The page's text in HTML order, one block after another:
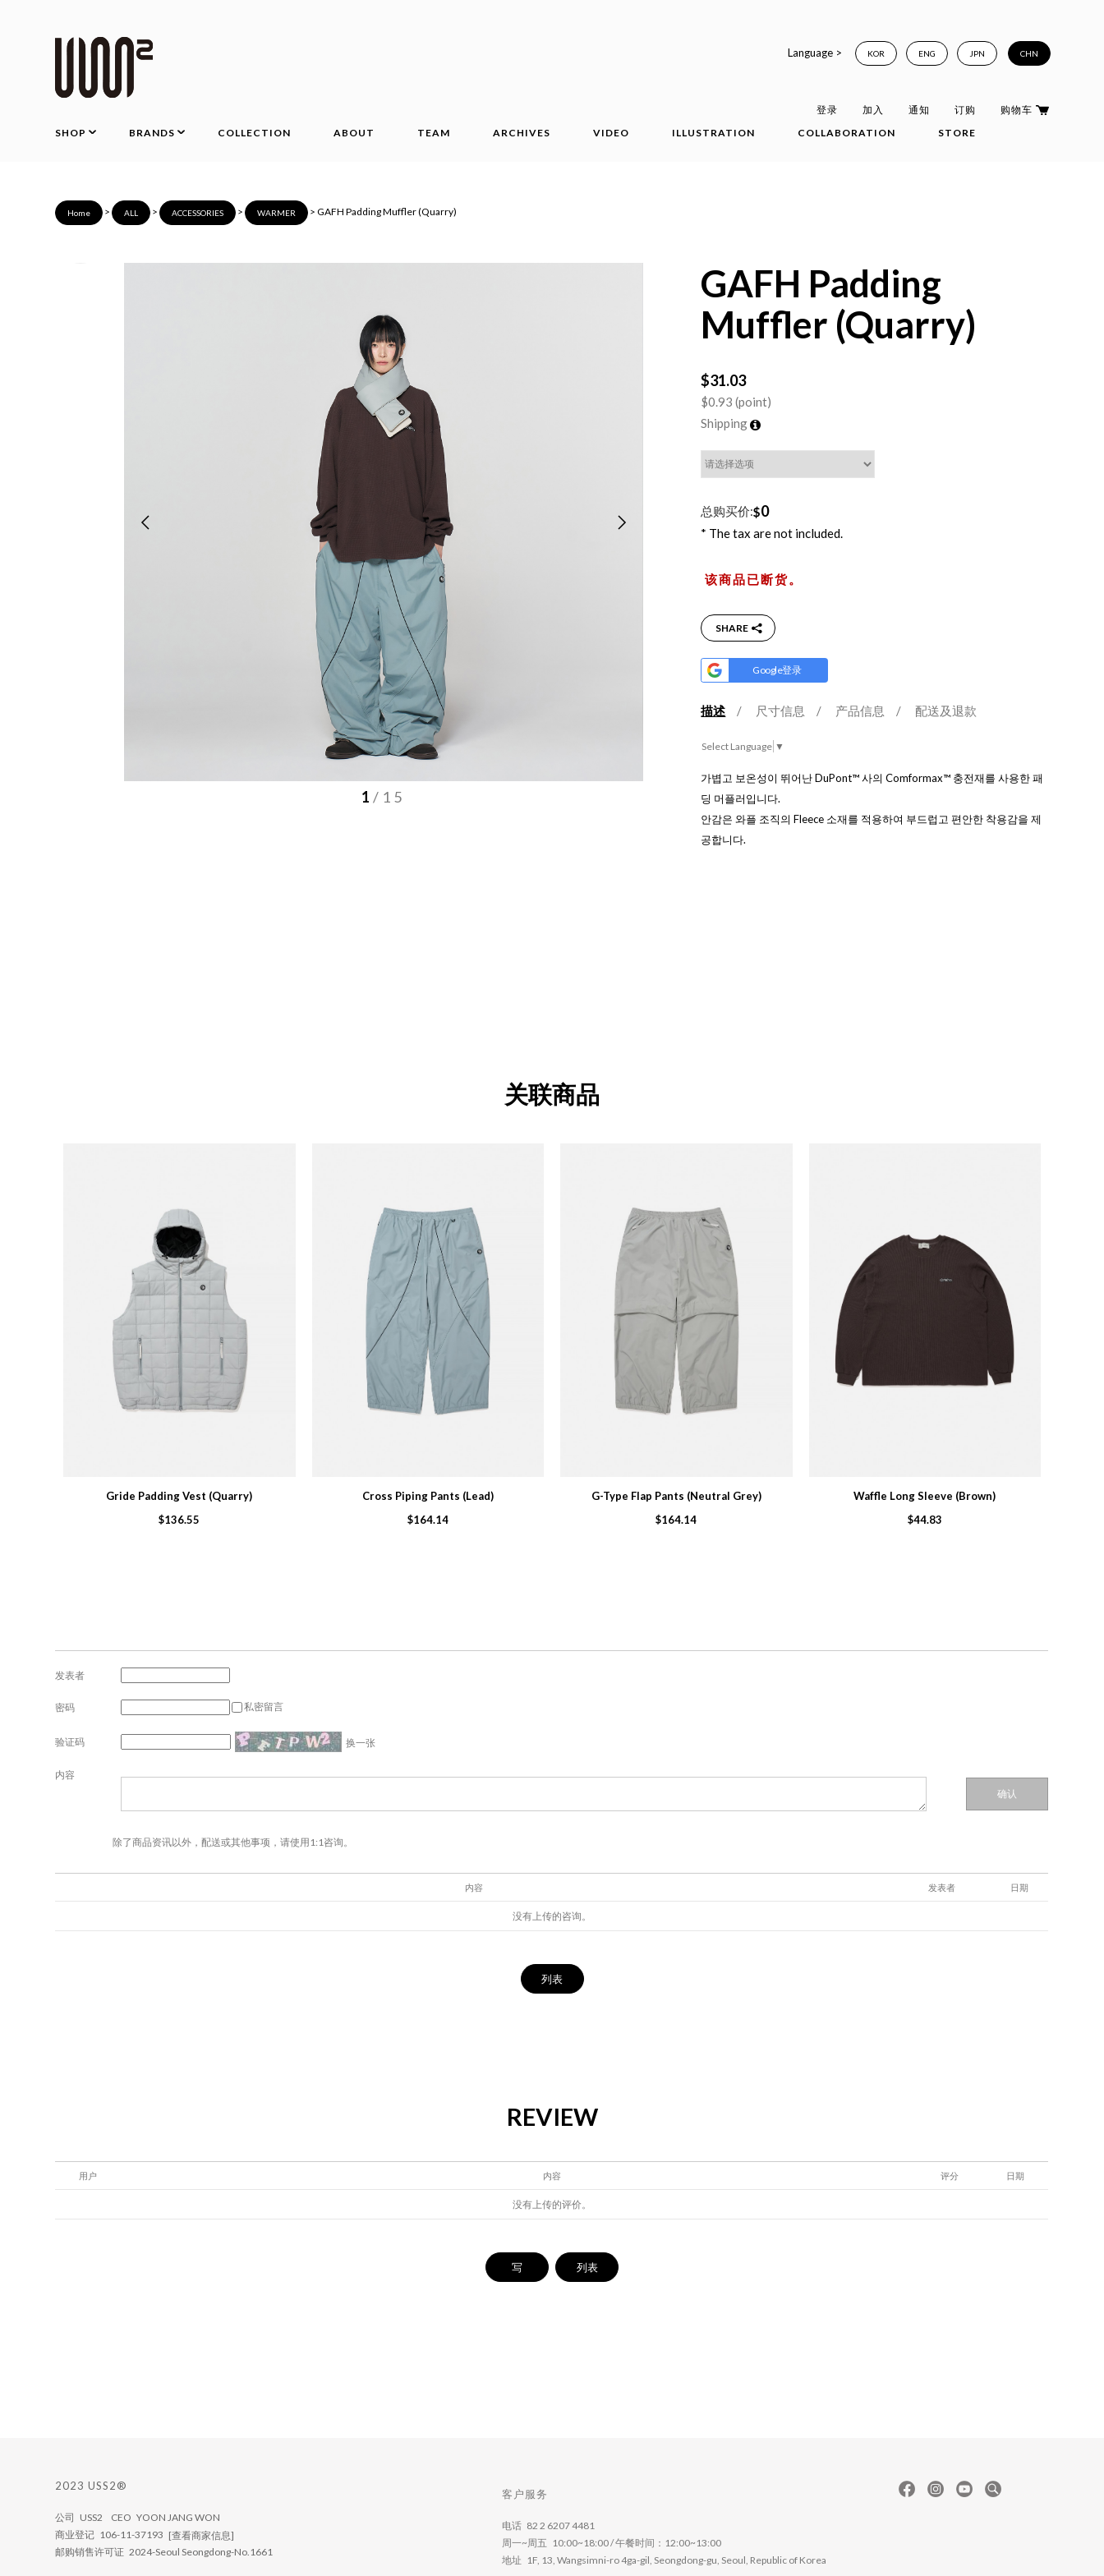
Language > KOR ENG JPN CHN
登录 加入 通知 订购
购物车
SHOP
BRANDS COLLECTION ABOUT TEAM ARCHIVES VIDEO ILLUSTRATION COLLABORATION STORE
Home > ALL > ACCESSORIES > WARMER > GAFH Padding Muffler (Quarry)
1/15
GAFH Padding
Muffler (Quarry)
$31.03
$0.93 (point)
Shipping
总购买价:$0
* The tax are not included.
该商品已断货。
SHARE
Google登录
描述 / 尺寸信息 / 产品信息 / 配送及退款
Select Language ▼
가볍고 보온성이 뛰어난 DuPont™ 사의 Comformax™ 충전재를 사용한 패
딩 머플러입니다.
안감은 와플 조직의 Fleece 소재를 적용하여 부드럽고 편안한 착용감을 제
공합니다.
关联商品
Gride Padding Vest (Quarry)
$136.55
Cross Piping Pants (Lead)
$164.14
G-Type Flap Pants (Neutral Grey)
$164.14
Waffle Long Sleeve (Brown)
$44.83
发表者
密码 私密留言
验证码 换一张
内容
确认
除了商品资讯以外，配送或其他事项，请使用1:1咨询。
内容 发表者 日期
没有上传的咨询。
列表
REVIEW
用户 内容 评分 日期
没有上传的评价。
写 列表
2023 USS2®
公司 USS2 CEO YOON JANG WON
商业登记 106-11-37193 [查看商家信息]
邮购销售许可证 2024-Seoul Seongdong-No.1661
客户服务
电话 82 2 6207 4481
周一~周五 10:00~18:00 / 午餐时间：12:00~13:00
地址 1F, 13, Wangsimni-ro 4ga-gil, Seongdong-gu, Seoul, Republic of Korea